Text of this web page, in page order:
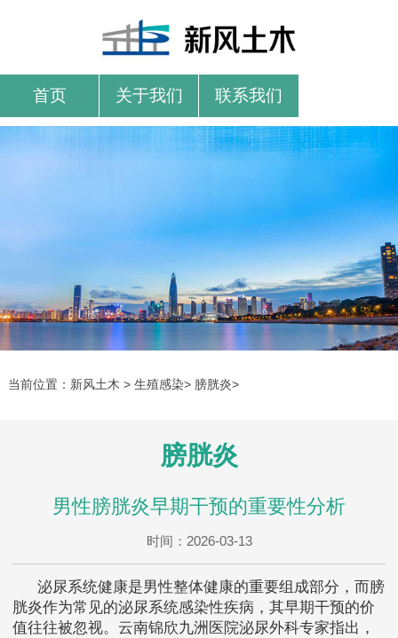
首页 关于我们 联系我们
当前位置： 新风土木 > 生殖感染> 膀胱炎>
膀胱炎
男性膀胱炎早期干预的重要性分析
时间：2026-03-13
泌尿系统健康是男性整体健康的重要组成部分，而膀
胱炎作为常见的泌尿系统感染性疾病，其早期干预的价
值往往被忽视。云南锦欣九洲医院泌尿外科专家指出，